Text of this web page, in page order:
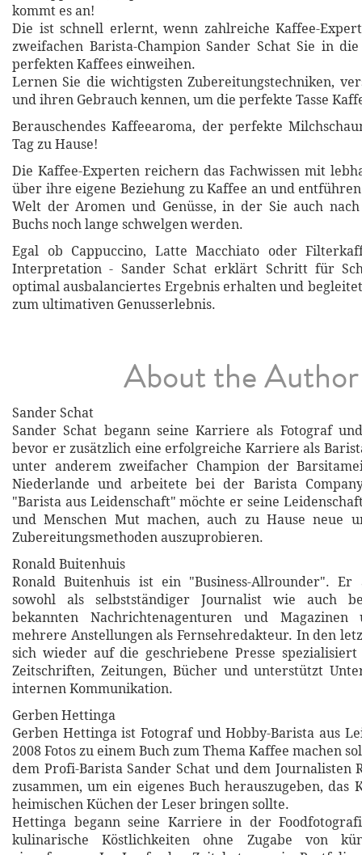
kommt es an!
Die ist schnell erlernt, wenn zahlreiche Kaffee-
zweifachen Barista-Champion Sander Schat Sie in die
perfekten Kaffees einweihen.
Lernen Sie die wichtigsten Zubereitungstechniken,
und ihren Gebrauch kennen, um die perfekte Tasse
Berauschendes Kaffeearoma, der perfekte
Tag zu Hause!
Die Kaffee-Experten reichern das Fachwissen mit
über ihre eigene Beziehung zu Kaffee an und
Welt der Aromen und Genüsse, in der Sie auch
Buchs noch lange schwelgen werden.
Egal ob Cappuccino, Latte Macchiato oder
Interpretation - Sander Schat erklärt Schritt für
optimal ausbalanciertes Ergebnis erhalten und
zum ultimativen Genusserlebnis.
About the Author
Sander Schat
Sander Schat begann seine Karriere als Fotograf
bevor er zusätzlich eine erfolgreiche Karriere als
unter anderem zweifacher Champion der
Niederlande und arbeitete bei der Barista
"Barista aus Leidenschaft" möchte er seine
und Menschen Mut machen, auch zu Hause neue
Zubereitungsmethoden auszuprobieren.
Ronald Buitenhuis
Ronald Buitenhuis ist ein "Business-Allrounder". Er
sowohl als selbstständiger Journalist wie auch
bekannten Nachrichtenagenturen und
mehrere Anstellungen als Fernsehredakteur. In den
sich wieder auf die geschriebene Presse
Zeitschriften, Zeitungen, Bücher und unterstützt
internen Kommunikation.
Gerben Hettinga
Gerben Hettinga ist Fotograf und Hobby-Barista aus
2008 Fotos zu einem Buch zum Thema Kaffee machen
dem Profi-Barista Sander Schat und dem Journalisten
zusammen, um ein eigenes Buch herauszugeben, das
heimischen Küchen der Leser bringen sollte.
Hettinga begann seine Karriere in der
kulinarische Köstlichkeiten ohne Zugabe von